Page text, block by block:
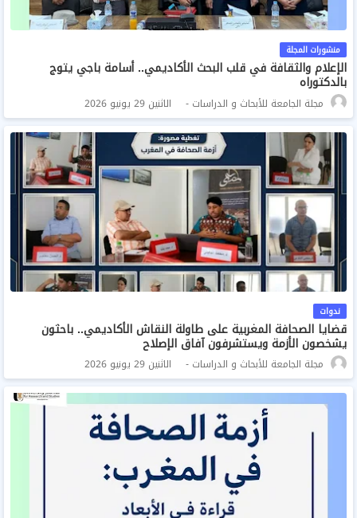
منشورات المجلة
الإعلام والثقافة في قلب البحث الأكاديمي.. أسامة باجي يتوج
بالدكتوراه
مجلة الجامعة للأبحاث و الدراسات الاثنين 29 يونيو 2026
ندوات
قضايا الصحافة المغربية على طاولة النقاش الأكاديمي.. باحثون
يشخصون الأزمة ويستشرفون آفاق الإصلاح
مجلة الجامعة للأبحاث و الدراسات الاثنين 29 يونيو 2026